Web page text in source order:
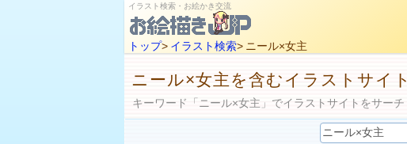
イラスト検索・お絵かき交流
トップ> イラスト検索> ニール×女主
ニール×女主を含むイラストサイト
キーワード「ニール×女主」でイラストサイトをサーチ